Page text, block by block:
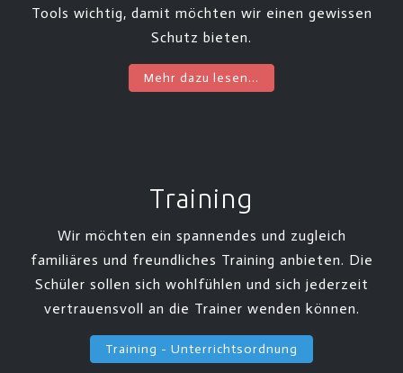
Tools wichtig, damit möchten wir einen gewissen
Schutz bieten.
Mehr dazu lesen...
Training
Wir möchten ein spannendes und zugleich
familiäres und freundliches Training anbieten. Die
Schüler sollen sich wohlfühlen und sich jederzeit
vertrauensvoll an die Trainer wenden können.
Training - Unterrichtsordnung